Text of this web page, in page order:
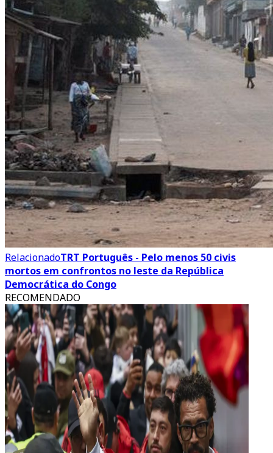
RelacionadoTRT Português - Pelo menos 50 civis
mortos em confrontos no leste da República
Democrática do Congo
RECOMENDADO